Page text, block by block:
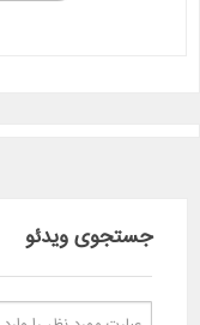
جستجوی ویدئو